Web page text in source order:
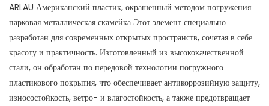
ARLAU Американский пластик, окрашенный методом погружения
парковая металлическая скамейка Этот элемент специально
разработан для современных открытых пространств, сочетая в себе
красоту и практичность. Изготовленный из высококачественной
стали, он обработан по передовой технологии погружного
пластикового покрытия, что обеспечивает антикоррозийную защиту,
износостойкость, ветро- и влагостойкость, а также предотвращает